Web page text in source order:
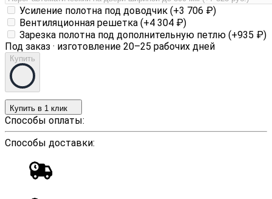
Усиление полотна под доводчик (+3 706 ₽)
Вентиляционная решетка (+4 304 ₽)
Зарезка полотна под дополнительную петлю (+935 ₽)
Под заказ · изготовление 20–25 рабочих дней
Купить
Купить в 1 клик
Способы оплаты:
Способы доставки: